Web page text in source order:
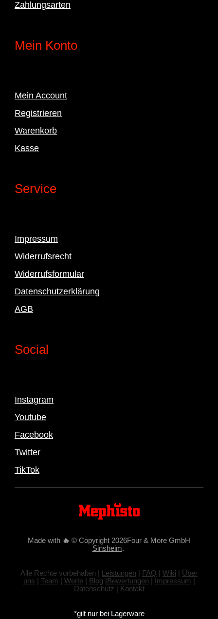
Zahlungsarten
Mein Konto
Mein Account
Registrieren
Warenkorb
Kasse
Service
Impressum
Widerrufsrecht
Widerrufsformular
Datenschutzerklärung
AGB
Social
Instagram
Youtube
Facebook
Twitter
TikTok
Made with 🔥 © Copyright 2026Four & More GmbH
Sinsheim.
Alle Rechte vorbehalten | Leistungen | FAQ | Wiki | Über
uns | Team | Werte| Blog |Bewertungen | Impressum |
Datenschutz | Kontakt
*gilt nur bei Lagerware